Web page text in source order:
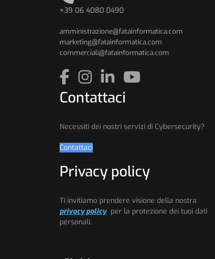
+39 06 4080 0490
amministrazione@fatainformatica.com
marketing@fatainformatica.com
commerciali@fatainformatica.com
Contattaci
Necessiti dei nostri servizi di Cybersecurity?
Contattaci
Privacy policy
Ti invitiamo prendere visione della nostra
privacy policyper la protezione dei tuoi dati
personali.